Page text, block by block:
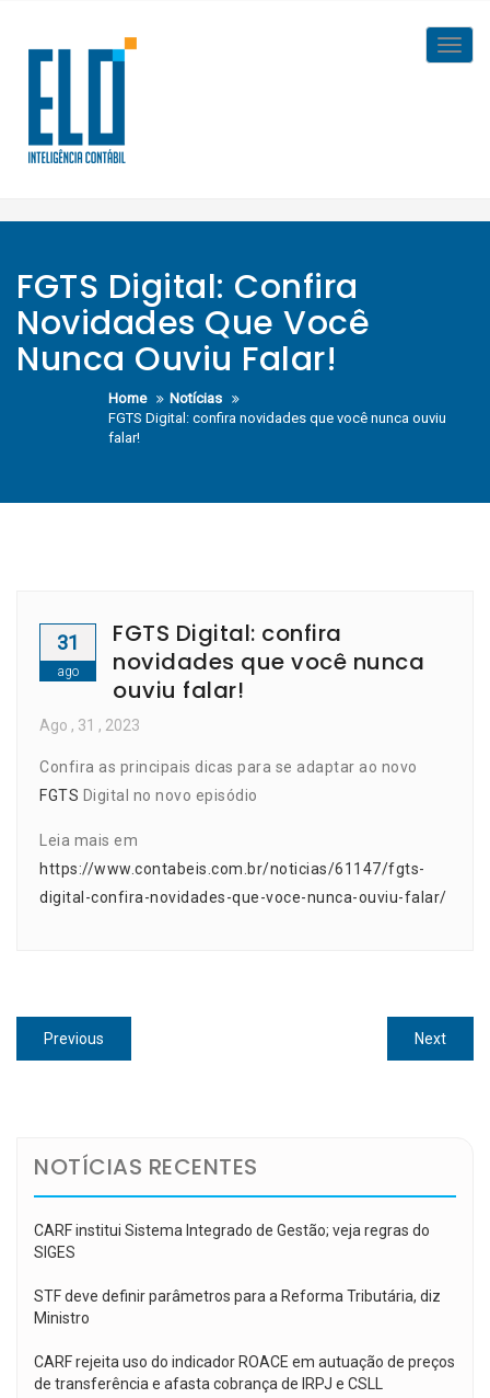
content
FGTS Digital: Confira
Novidades Que Você
Nunca Ouviu Falar!
Home
Notícias
FGTS Digital: confira novidades que você nunca ouviu
falar!
31
ago
FGTS Digital: confira
novidades que você nunca
ouviu falar!
Ago , 31 , 2023
Confira as principais dicas para se adaptar ao novo
FGTS Digital no novo episódio
Leia mais em
https://www.contabeis.com.br/noticias/61147/fgts-
digital-confira-novidades-que-voce-nunca-ouviu-falar/
Navegação
de
Previous
post:
NextNext
post:
NOTÍCIAS RECENTES
CARF institui Sistema Integrado de Gestão; veja regras do
SIGES
STF deve definir parâmetros para a Reforma Tributária, diz
Ministro
CARF rejeita uso do indicador ROACE em autuação de preços
de transferência e afasta cobrança de IRPJ e CSLL